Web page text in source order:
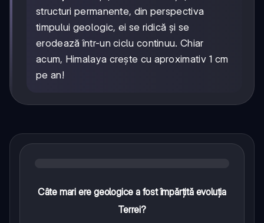
structuri permanente, din perspectiva
timpului geologic, ei se ridică și se
erodează într-un ciclu continuu. Chiar
acum, Himalaya crește cu aproximativ 1 cm
pe an!
Câte mari ere geologice a fost împărțită evoluția
Terrei?